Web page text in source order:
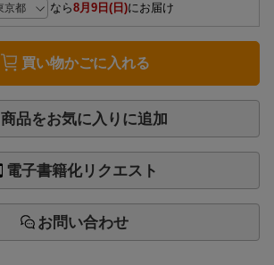
なら8月9日(日)にお届け
買い物かごに入れる
商品をお気に入りに追加
電子書籍化リクエスト
お問い合わせ